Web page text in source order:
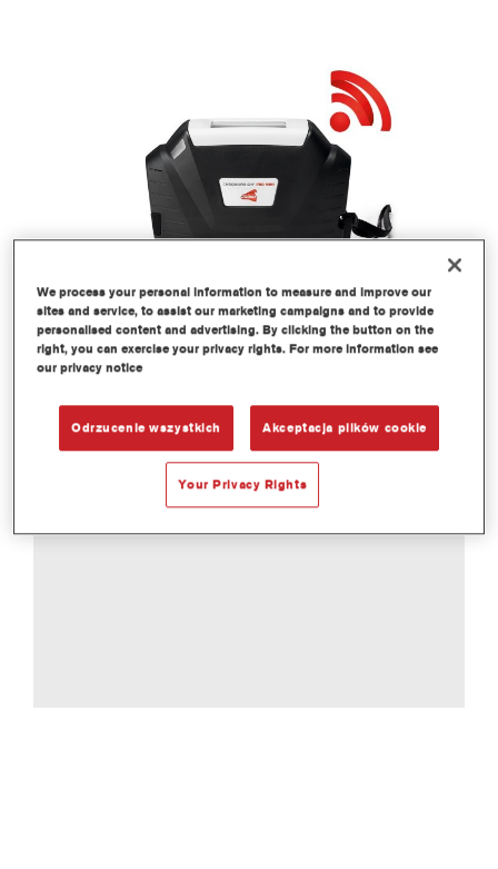
We process your personal information to measure and improve our
sites and service, to assist our marketing campaigns and to provide
personalised content and advertising. By clicking the button on the
right, you can exercise your privacy rights. For more information see
our privacy notice
Odrzucenie wszystkich Akceptacja plików cookie
Your Privacy Rights